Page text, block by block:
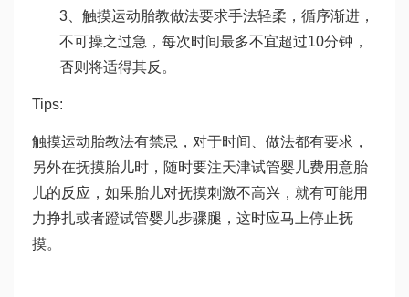
3、触摸运动胎教做法要求手法轻柔，循序渐进，
不可操之过急，每次时间最多不宜超过10分钟，
否则将适得其反。
Tips:
触摸运动胎教法有禁忌，对于时间、做法都有要求，
另外在抚摸胎儿时，随时要注天津试管婴儿费用意胎
儿的反应，如果胎儿对抚摸刺激不高兴，就有可能用
力挣扎或者蹬试管婴儿步骤腿，这时应马上停止抚
摸。